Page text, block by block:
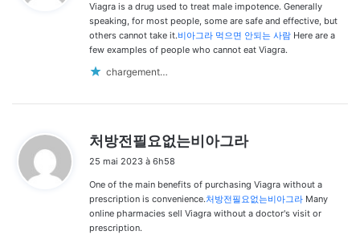
:
Viagra is a drug used to treat male impotence. Generally
speaking, for most people, some are safe and effective, but
others cannot take it.비아그라 먹으면 안되는 사람 Here are a
few examples of people who cannot eat Viagra.
chargement…
처방전필요없는비아그라
:
25 mai 2023 à 6h58
One of the main benefits of purchasing Viagra without a
prescription is convenience.처방전필요없는비아그라 Many
online pharmacies sell Viagra without a doctor's visit or
prescription.